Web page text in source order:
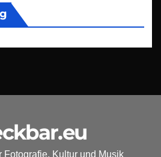
Fotografie, Kultur und Musik